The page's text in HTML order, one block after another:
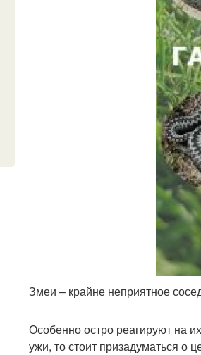
Змеи – крайне неприятное
Особенно остро реагируют на
ужи, то стоит призадуматься о